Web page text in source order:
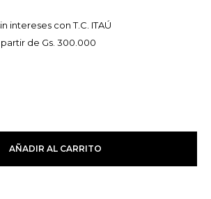
intereses con T.C. ITAÚ
partir de Gs. 300.000
AÑADIR AL CARRITO